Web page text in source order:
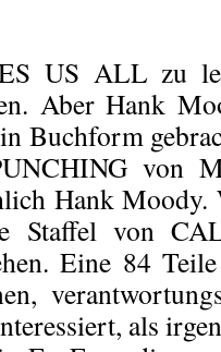
US ALL zu
Aber Hank
Buchform
von
Hank
Staffel von
Eine 84
als